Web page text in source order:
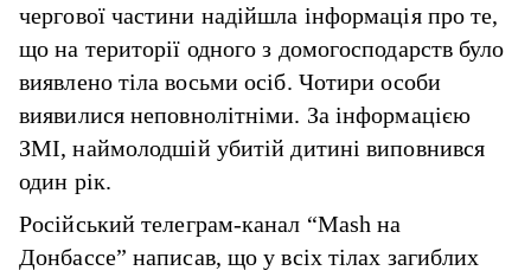
чергової частини надійшла інформація про те,
що на території одного з домогосподарств було
виявлено тіла восьми осіб. Чотири особи
виявилися неповнолітніми. За інформацією
ЗМІ, наймолодшій убитій дитині виповнився
один рік.
Російський телеграм-канал “Mash на
Донбассе” написав, що у всіх тілах загиблих